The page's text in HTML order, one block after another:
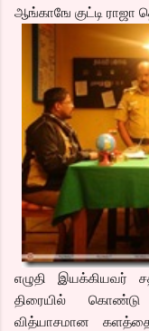
ஆங்காஙே குட்டி
எழுதி
திரையில் கொண்டு
வித்யாசமான